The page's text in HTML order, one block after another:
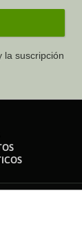
la suscripción